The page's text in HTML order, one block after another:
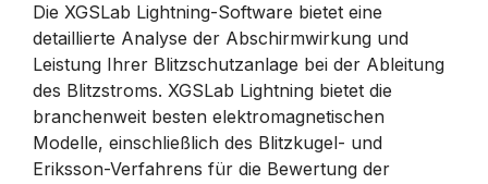
Die XGSLab Lightning-Software bietet eine
detaillierte Analyse der Abschirmwirkung und
Leistung Ihrer Blitzschutzanlage bei der Ableitung
des Blitzstroms. XGSLab Lightning bietet die
branchenweit besten elektromagnetischen
Modelle, einschließlich des Blitzkugel- und
Eriksson-Verfahrens für die Bewertung der